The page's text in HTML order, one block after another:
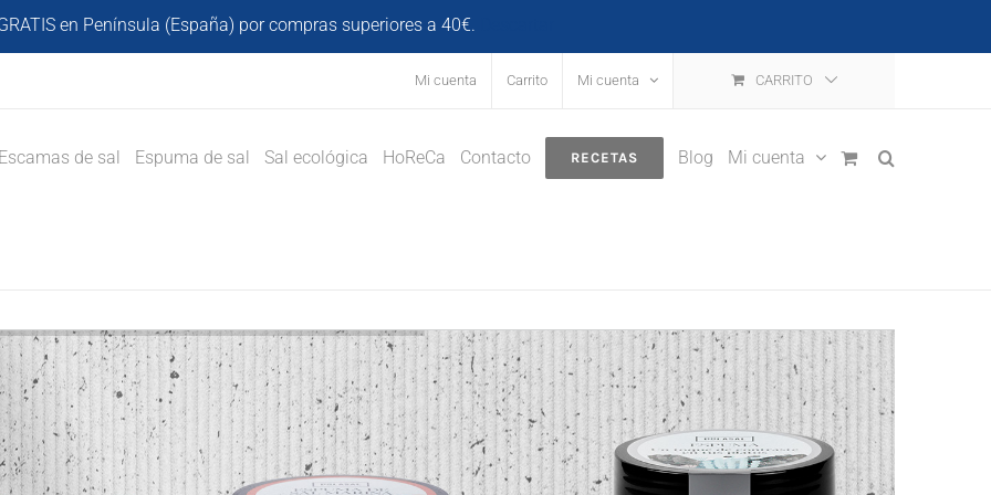
en Península (España) por compras superiores a 40€.
Mi cuenta Carrito Mi cuenta CARRITO
Escamas de sal Espuma de sal Sal ecológica HoReCa Contacto RECETAS Blog Mi cuenta